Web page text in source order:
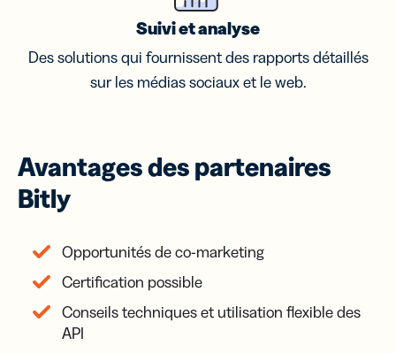
Suivi et analyse
Des solutions qui fournissent des rapports détaillés
sur les médias sociaux et le web.
Avantages des partenaires
Bitly
Opportunités de co-marketing
Certification possible
Conseils techniques et utilisation flexible des
API